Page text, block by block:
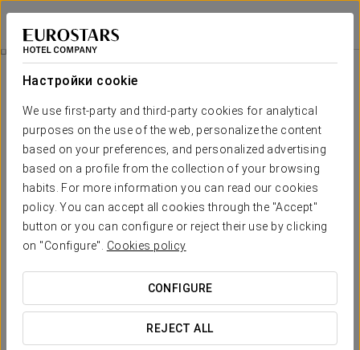
Настройки cookie
We use first-party and third-party cookies for analytical
purposes on the use of the web, personalize the content
based on your preferences, and personalized advertising
based on a profile from the collection of your browsing
habits. For more information you can read our cookies
policy. You can accept all cookies through the "Accept"
button or you can configure or reject their use by clicking
on "Configure". Cookies policy
CONFIGURE
REJECT ALL
Eurostars Pamplona
ПАМПЛОНА
Бизнес-Опыт
15 €
Бизнес-опыт
Насладитесь пребыванием в Памплоне с комфортом,
спокойствием и необходимыми услугами для удобного,
практичного и хорошо связанного отдыха.